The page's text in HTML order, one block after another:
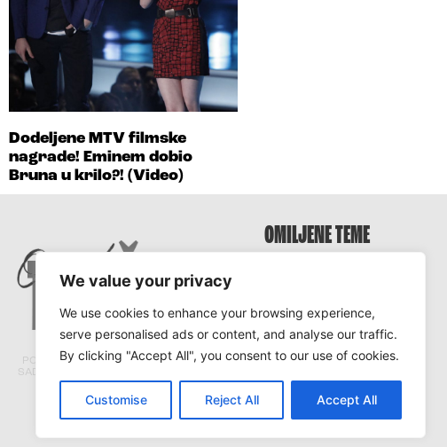
We value your privacy
We use cookies to enhance your browsing experience,
serve personalised ads or content, and analyse our traffic.
By clicking "Accept All", you consent to our use of cookies.
Customise Reject All Accept All
Dodeljene MTV filmske
nagrade! Eminem dobio
Bruna u krilo?! (Video)
PORTAL TRACARA.COM NE ODGOVARA ZA
SADRŽAJ I ISTINITOST TEKSTOVA PRENETIH
SA DRUGIH PORTALA.
© Tracara.com 2008 –
OMILJENE TEME
Survivor Hrvatska
Survivor Srbija